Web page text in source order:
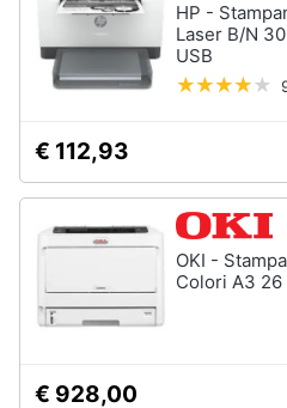
HP -
Laser B/N
USB
€ 112,93
OKI -
Colori A3 26
€ 928,00